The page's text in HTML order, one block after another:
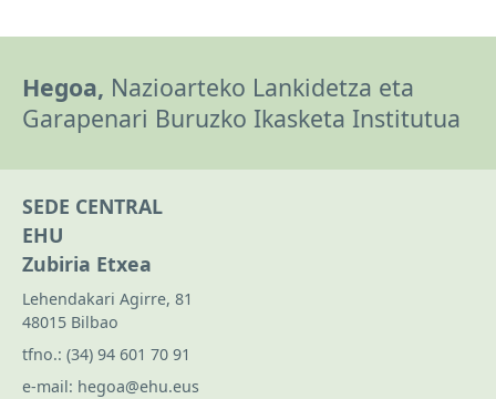
Hegoa, Nazioarteko Lankidetza eta
Garapenari Buruzko Ikasketa Institutua
SEDE CENTRAL
EHU
Zubiria Etxea
Lehendakari Agirre, 81
48015 Bilbao
tfno.: (34) 94 601 70 91
e-mail: hegoa@ehu.eus